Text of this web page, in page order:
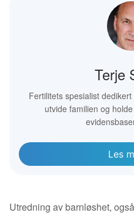
Terje
Fertilitets spesialist
utvide familien og
Les
Utredning av barnløshet,